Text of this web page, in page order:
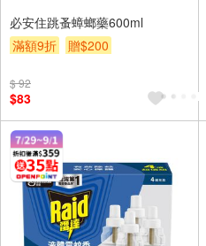
必安住跳蚤蟑螂藥600ml
滿額9折
贈$200
$ 92
$83